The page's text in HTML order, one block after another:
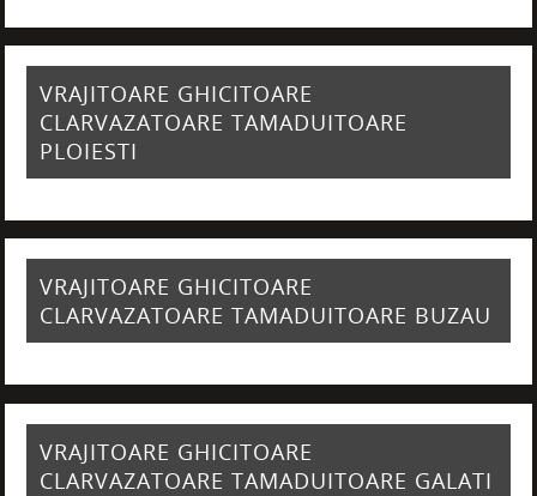
VRAJITOARE GHICITOARE
CLARVAZATOARE TAMADUITOARE
PLOIESTI
VRAJITOARE GHICITOARE
CLARVAZATOARE TAMADUITOARE BUZAU
VRAJITOARE GHICITOARE
CLARVAZATOARE TAMADUITOARE GALATI